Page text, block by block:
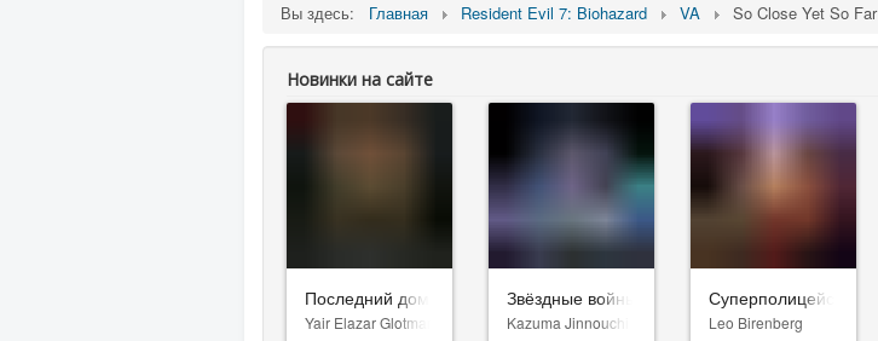
Вы здесь: Главная Resident Evil 7: Biohazard VA So Close Yet So Far
Новинки на сайте
Последний дом
Yair Elazar Glotman
Звёздные войны: Видения. Девятый джедай
Kazuma Jinnouchi
Суперполицейские 3
Leo Birenberg